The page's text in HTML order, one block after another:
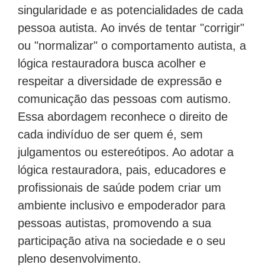
singularidade e as potencialidades de cada
pessoa autista. Ao invés de tentar "corrigir"
ou "normalizar" o comportamento autista, a
lógica restauradora busca acolher e
respeitar a diversidade de expressão e
comunicação das pessoas com autismo.
Essa abordagem reconhece o direito de
cada indivíduo de ser quem é, sem
julgamentos ou estereótipos. Ao adotar a
lógica restauradora, pais, educadores e
profissionais de saúde podem criar um
ambiente inclusivo e empoderador para
pessoas autistas, promovendo a sua
participação ativa na sociedade e o seu
pleno desenvolvimento.